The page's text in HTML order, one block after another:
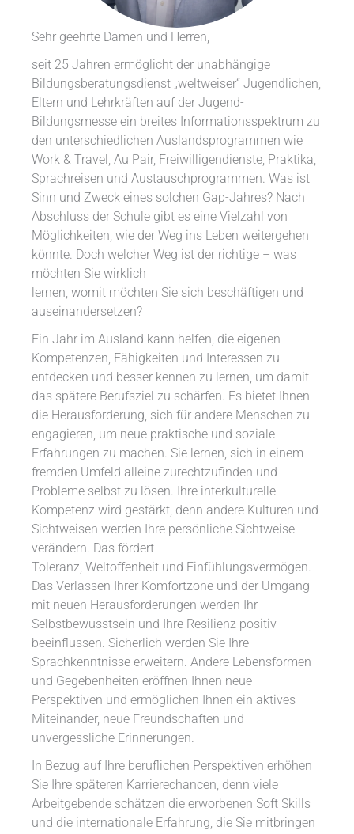
Sehr geehrte Damen und Herren,
seit 25 Jahren ermöglicht der unabhängige
Bildungsberatungsdienst „weltweiser“ Jugendlichen,
Eltern und Lehrkräften auf der Jugend-
Bildungsmesse ein breites Informationsspektrum zu
den unterschiedlichen Auslandsprogrammen wie
Work & Travel, Au Pair, Freiwilligendienste, Praktika,
Sprachreisen und Austauschprogrammen. Was ist
Sinn und Zweck eines solchen Gap-Jahres? Nach
Abschluss der Schule gibt es eine Vielzahl von
Möglichkeiten, wie der Weg ins Leben weitergehen
könnte. Doch welcher Weg ist der richtige – was
möchten Sie wirklich
lernen, womit möchten Sie sich beschäftigen und
auseinandersetzen?
Ein Jahr im Ausland kann helfen, die eigenen
Kompetenzen, Fähigkeiten und Interessen zu
entdecken und besser kennen zu lernen, um damit
das spätere Berufsziel zu schärfen. Es bietet Ihnen
die Herausforderung, sich für andere Menschen zu
engagieren, um neue praktische und soziale
Erfahrungen zu machen. Sie lernen, sich in einem
fremden Umfeld alleine zurechtzufinden und
Probleme selbst zu lösen. Ihre interkulturelle
Kompetenz wird gestärkt, denn andere Kulturen und
Sichtweisen werden Ihre persönliche Sichtweise
verändern. Das fördert
Toleranz, Weltoffenheit und Einfühlungsvermögen.
Das Verlassen Ihrer Komfortzone und der Umgang
mit neuen Herausforderungen werden Ihr
Selbstbewusstsein und Ihre Resilienz positiv
beeinflussen. Sicherlich werden Sie Ihre
Sprachkenntnisse erweitern. Andere Lebensformen
und Gegebenheiten eröffnen Ihnen neue
Perspektiven und ermöglichen Ihnen ein aktives
Miteinander, neue Freundschaften und
unvergessliche Erinnerungen.
In Bezug auf Ihre beruflichen Perspektiven erhöhen
Sie Ihre späteren Karrierechancen, denn viele
Arbeitgebende schätzen die erworbenen Soft Skills
und die internationale Erfahrung, die Sie mitbringen